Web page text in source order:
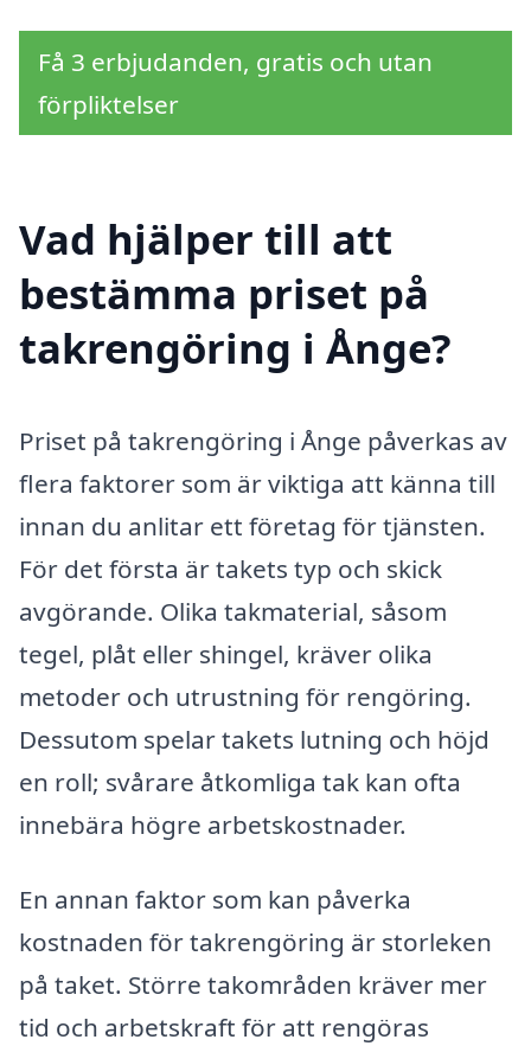
Få 3 erbjudanden, gratis och utan
förpliktelser
Vad hjälper till att
bestämma priset på
takrengöring i Ånge?
Priset på takrengöring i Ånge påverkas av
flera faktorer som är viktiga att känna till
innan du anlitar ett företag för tjänsten.
För det första är takets typ och skick
avgörande. Olika takmaterial, såsom
tegel, plåt eller shingel, kräver olika
metoder och utrustning för rengöring.
Dessutom spelar takets lutning och höjd
en roll; svårare åtkomliga tak kan ofta
innebära högre arbetskostnader.
En annan faktor som kan påverka
kostnaden för takrengöring är storleken
på taket. Större takområden kräver mer
tid och arbetskraft för att rengöras